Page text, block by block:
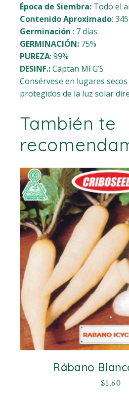
Época de Siembra: Todo el
Contenido Aproximado:
Germinación : 7 días
GERMINACIÓN: 75%
PUREZA: 99%
DESINF.:Captan MFG’S
Consérvese en lugares secos
protegidos de la luz solar
También te
Rábano
$1.60